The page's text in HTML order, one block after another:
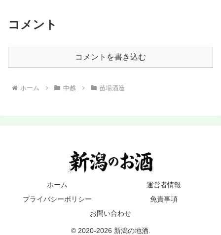
コメント
コメントを書き込む
ホーム 中越 苗場酒造
ホーム
運営者情報
プライバシーポリシー
免責事項
お問い合わせ
© 2020-2026 新潟の地酒.